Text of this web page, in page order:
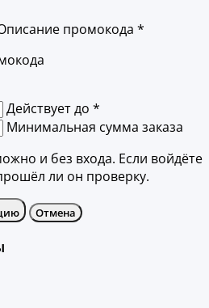
промокода *
Действует до *
Минимальная сумма заказа
и без входа. Если войдёте
ли он проверку.
Отмена